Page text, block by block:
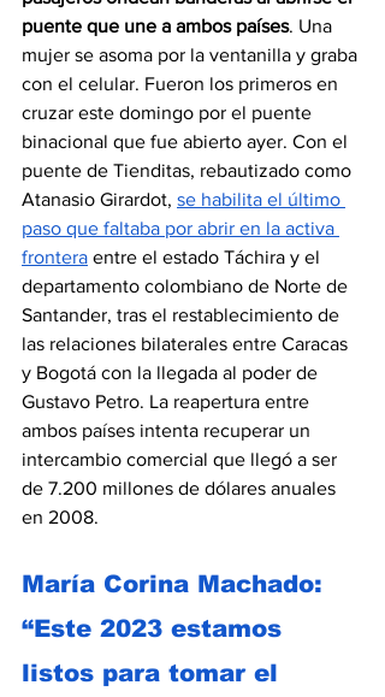
puente que une a ambos países. Una
mujer se asoma por la ventanilla y graba
con el celular. Fueron los primeros en
cruzar este domingo por el puente
binacional que fue abierto ayer. Con el
puente de Tienditas, rebautizado como
Atanasio Girardot, se habilita el último
paso que faltaba por abrir en la activa
frontera entre el estado Táchira y el
departamento colombiano de Norte de
Santander, tras el restablecimiento de
las relaciones bilaterales entre Caracas
y Bogotá con la llegada al poder de
Gustavo Petro. La reapertura entre
ambos países intenta recuperar un
intercambio comercial que llegó a ser
de 7.200 millones de dólares anuales
en 2008.
María Corina Machado:
“Este 2023 estamos
listos para tomar el